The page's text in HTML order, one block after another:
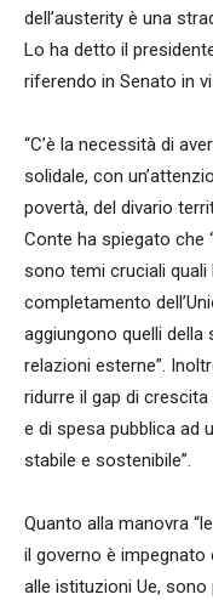
dell’austerity è una
Lo ha detto il
riferendo in Senato in
“C’è la necessità di
solidale, con
povertà, del divario
Conte ha spiegato che
sono temi cruciali quali
completamento
aggiungono quelli della
relazioni esterne”.
ridurre il gap di
e di spesa pubblica ad
stabile e sostenibile”.
Quanto alla manovra
il governo è impegnato
alle istituzioni Ue, sono